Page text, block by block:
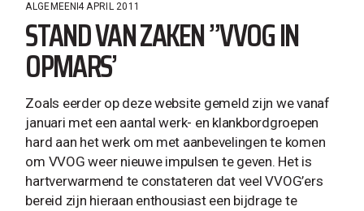
ALGEMEEN 4 APRIL 2011
STAND VAN ZAKEN ”VVOG IN
OPMARS’
Zoals eerder op deze website gemeld zijn we vanaf
januari met een aantal werk- en klankbordgroepen
hard aan het werk om met aanbevelingen te komen
om VVOG weer nieuwe impulsen te geven. Het is
hartverwarmend te constateren dat veel VVOG’ers
bereid zijn hieraan enthousiast een bijdrage te